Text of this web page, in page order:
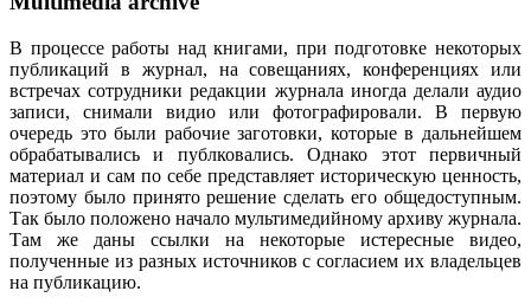
В процессе работы над книгами, при подготовке некоторых
публикаций в журнал, на совещаниях, конференциях или
встречах сотрудники редакции журнала иногда делали аудио
записи, снимали видио или фотографировали. В первую
очередь это были рабочие заготовки, которые в дальнейшем
обрабатывались и публковались. Однако этот первичный
материал и сам по себе представляет историческую ценность,
поэтому было принято решение сделать его общедоступным.
Так было положено начало мультимедийному архиву журнала.
Там же даны ссылки на некоторые истересные видео,
полученные из разных источников с согласием их владельцев
на публикацию.